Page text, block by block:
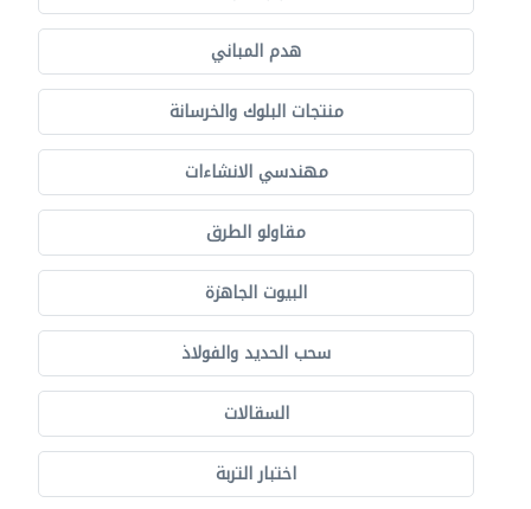
هدم المباني
منتجات البلوك والخرسانة
مهندسي الانشاءات
مقاولو الطرق
البيوت الجاهزة
سحب الحديد والفولاذ
السقالات
اختبار التربة